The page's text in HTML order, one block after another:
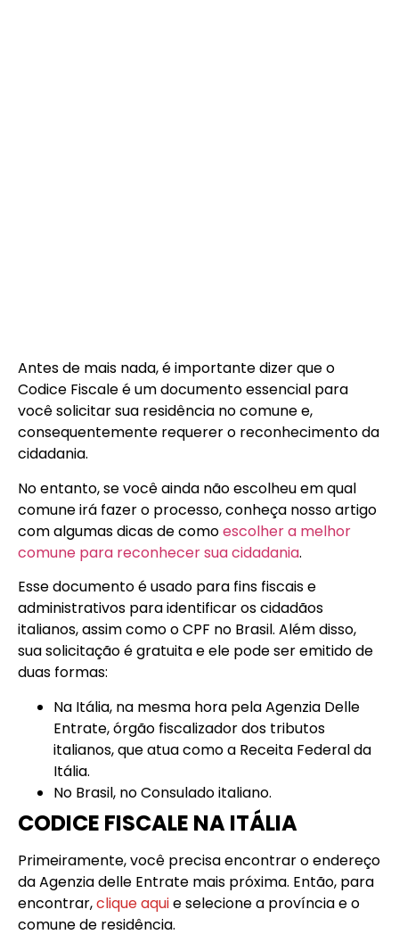
Antes de mais nada, é importante dizer que o
Codice Fiscale é um documento essencial para
você solicitar sua residência no comune e,
consequentemente requerer o reconhecimento da
cidadania.
No entanto, se você ainda não escolheu em qual
comune irá fazer o processo,conheça nosso artigo
com algumas dicasde comoescolher a melhor
comune para reconhecer sua cidadania.
Esse documento é usado para fins fiscais e
administrativos para identificar os cidadãos
italianos, assim como o CPF no Brasil. Além disso,
sua solicitação é gratuita e ele pode ser emitido de
duas formas:
Na Itália, na mesma hora pela Agenzia Delle
Entrate, órgão fiscalizador dos tributos
italianos, que atua como a Receita Federal da
Itália.
No Brasil, no Consulado italiano.
CODICE FISCALE NA ITÁLIA
Primeiramente, você precisa encontrar o endereço
da Agenzia delle Entrate mais próxima. Então, para
encontrar,clique aquie selecione a província e o
comune de residência.